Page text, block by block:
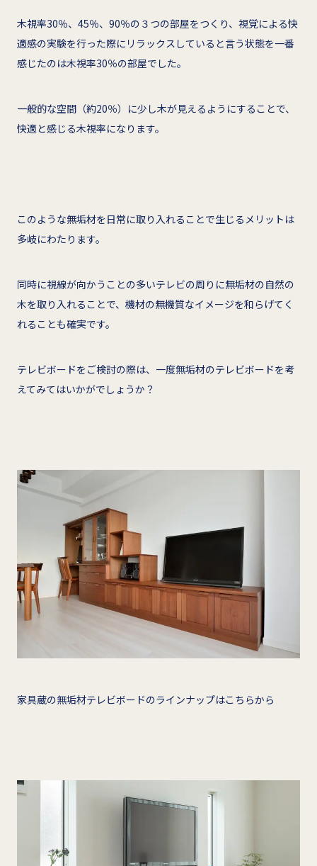
木視率30％、45％、90％の３つの部屋をつくり、視覚による快
適感の実験を行った際にリラックスしていると言う状態を一番
感じたのは木視率30％の部屋でした。
一般的な空間（約20％）に少し木が見えるようにすることで、
快適と感じる木視率になります。
このような無垢材を日常に取り入れることで生じるメリットは
多岐にわたります。
同時に視線が向かうことの多いテレビの周りに無垢材の自然の
木を取り入れることで、機材の無機質なイメージを和らげてく
れることも確実です。
テレビボードをご検討の際は、一度無垢材のテレビボードを考
えてみてはいかがでしょうか？
家具蔵の無垢材テレビボードのラインナップはこちらから